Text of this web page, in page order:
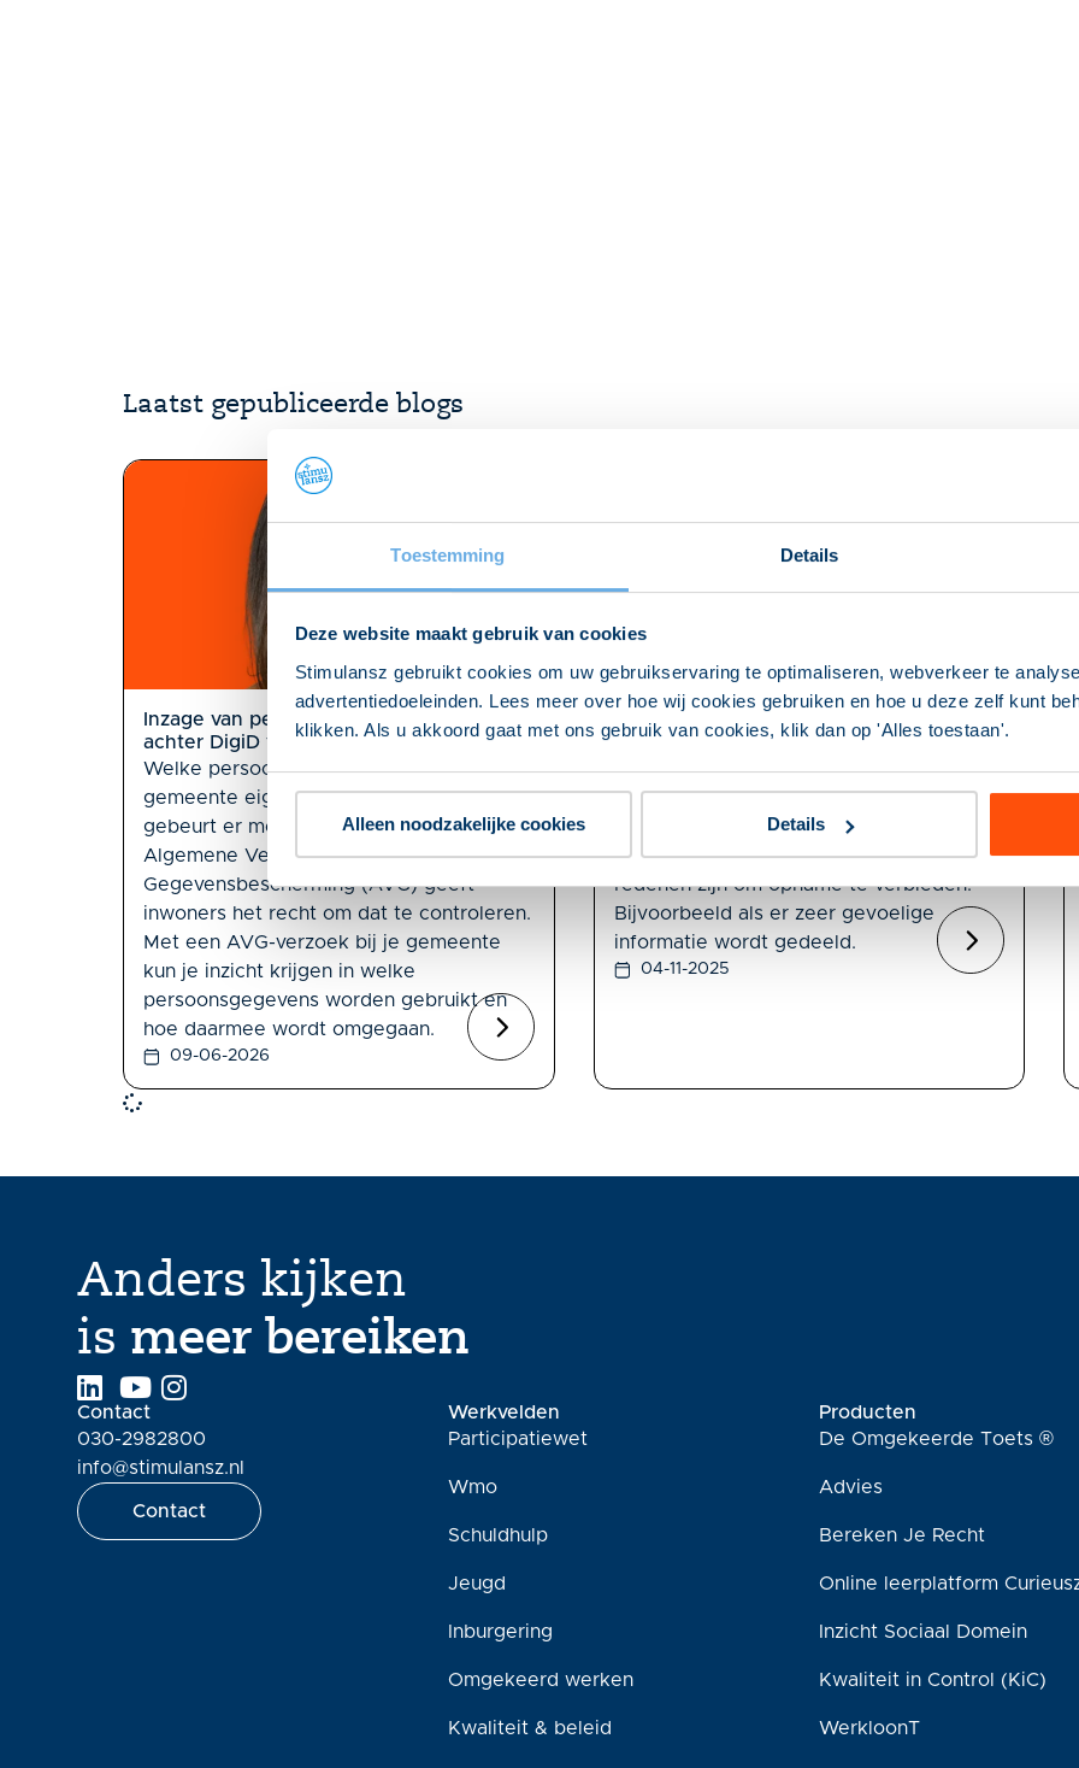
Toestemming Details
Deze website maakt gebruik van cookies
Stimulansz gebruikt cookies om uw gebruikservaring te optimaliseren, webverkeer te
advertentiedoeleinden. Lees meer over hoe wij cookies gebruiken en hoe u deze zelf kunt
klikken. Als u akkoord gaat met ons gebruik van cookies, klik dan op 'Alles toestaan'.
Alleen noodzakelijke cookies Details
Laatst gepubliceerde blogs
Inzage van persoonsgegevens mag niet
achter DigiD verborgen zitten
Welke persoonsgegevens heeft de
gemeente eigenlijk van jou? En wat
gebeurt er met die informatie? De
Algemene Verordening
Gegevensbescherming (AVG) geeft
inwoners het recht om dat te controleren.
Met een AVG-verzoek bij je gemeente
kun je inzicht krijgen in welke
persoonsgegevens worden gebruikt en
hoe daarmee wordt omgegaan.
09-06-2026
Een klant wil het gesprek opnemen; kan
een klantmanager dit weigeren?
Het verzoek van een inwoner om een
geluidsopname te maken, moet een
klantmanager in beginsel inwilligen. Dit is
alleen anders als er zwaarwegende
redenen zijn om opname te verbieden.
Bijvoorbeeld als er zeer gevoelige
informatie wordt gedeeld.
04-11-2025
Anders kijken
is meer bereiken
Contact
030-2982800
info@stimulansz.nl
Contact
Werkvelden
Participatiewet
Wmo
Schuldhulp
Jeugd
Inburgering
Omgekeerd werken
Kwaliteit & beleid
Producten
De Omgekeerde Toets ®
Advies
Bereken Je Recht
Online leerplatform
Inzicht Sociaal Domein
Kwaliteit in Control (KiC)
WerkloonT